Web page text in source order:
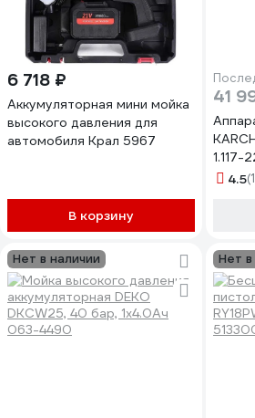
6 718 ₽
Аккумуляторная мини мойка
высокого давления для
автомобиля Крал 5967
В корзину
41
1.117-
4.5
Нет в наличии Нет в